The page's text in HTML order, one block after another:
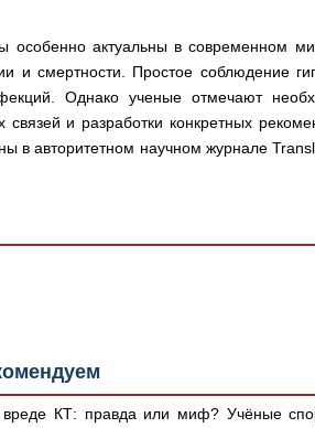
особенно актуальны в современном
и смертности. Простое соблюдение
Однако ученые отмечают
и разработки конкретных
в авторитетном научном журнале
вреде КТ: правда или миф? Учёные